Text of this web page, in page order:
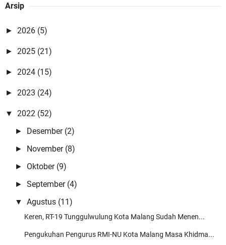
youtube downloader vid …
Anonymous
지노사이트 …
Rizki syahrul mubarok
Maqomnya sudah tingkat cinta ustadz 😊
bahwa kita mempunya …
Anonymous
😍😍😍
Admin
Pangestune kang...mugi-mugi istiqomah kang..
Amiiin Yaa Robbal 'Alamiin mugi-mugi kito sedanten saget nderek
Arsip
► 2026 (5)
► 2025 (21)
► 2024 (15)
► 2023 (24)
▼ 2022 (52)
► Desember (2)
► November (8)
► Oktober (9)
►September (4)
▼ Agustus (11)
Keren, RT-19 Tunggulwulung Kota Malang Sudah Menen...
Pengukuhan Pengurus RMI-NU Kota Malang Masa Khidma...